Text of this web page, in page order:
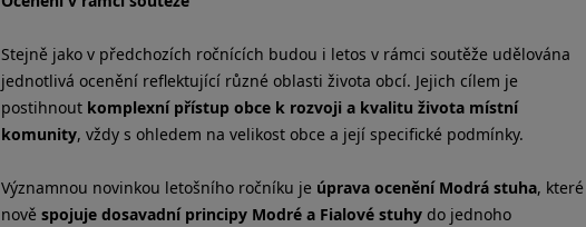
Stejně jako v předchozích ročnících budou i letos v rámci soutěže udělována
jednotlivá ocenění reflektující různé oblasti života obcí. Jejich cílem je
postihnout komplexní přístup obce k rozvoji a kvalitu života místní
komunity, vždy s ohledem na velikost obce a její specifické podmínky.
Významnou novinkou letošního ročníku je úprava ocenění Modrá stuha, které
nově spojuje dosavadní principy Modré a Fialové stuhy do jednoho